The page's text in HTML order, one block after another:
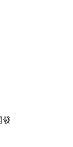
發